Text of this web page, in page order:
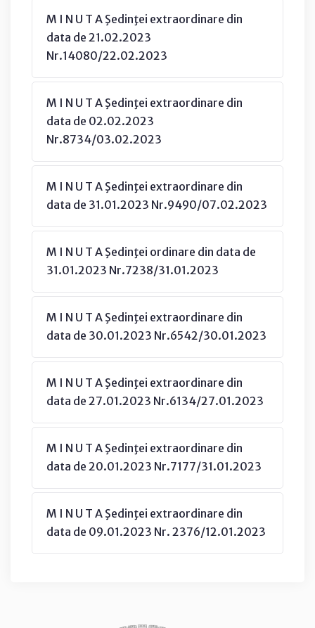
M I N U T A Şedinţei extraordinare din
data de 21.02.2023
Nr.14080/22.02.2023
M I N U T A Şedinţei extraordinare din
data de 02.02.2023
Nr.8734/03.02.2023
M I N U T A Şedinţei extraordinare din
data de 31.01.2023 Nr.9490/07.02.2023
M I N U T A Şedinţei ordinare din data de
31.01.2023 Nr.7238/31.01.2023
M I N U T A Şedinţei extraordinare din
data de 30.01.2023 Nr.6542/30.01.2023
M I N U T A Şedinţei extraordinare din
data de 27.01.2023 Nr.6134/27.01.2023
M I N U T A Şedinţei extraordinare din
data de 20.01.2023 Nr.7177/31.01.2023
M I N U T A Şedinţei extraordinare din
data de 09.01.2023 Nr. 2376/12.01.2023